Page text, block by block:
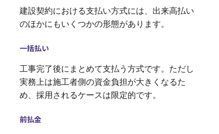
建設契約における支払い方式には、出来高払い
のほかにもいくつかの形態があります。
一括払い
工事完了後にまとめて支払う方式です。ただし
実務上は施工者側の資金負担が大きくなるた
め、採用されるケースは限定的です。
前払金